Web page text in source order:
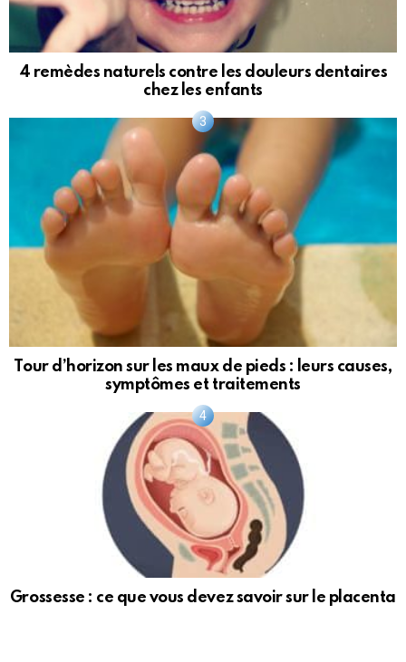
4 remèdes naturels contre les douleurs dentaires
chez les enfants
Tour d’horizon sur les maux de pieds : leurs causes,
symptômes et traitements
Grossesse : ce que vous devez savoir sur le placenta